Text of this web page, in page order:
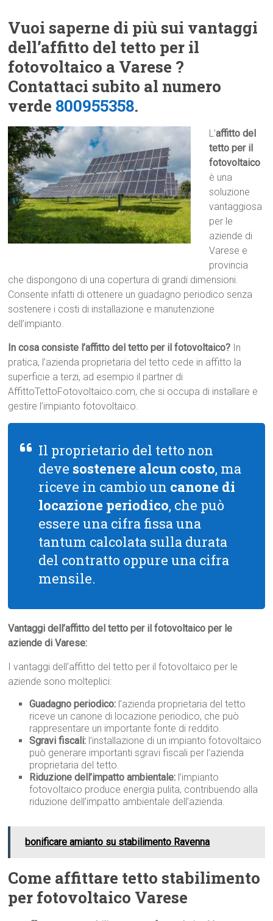
Vuoi saperne di più sui vantaggi
dell’affitto del tetto per il
fotovoltaico a Varese ?
Contattaci subito al numero
verde 800955358.
L’affitto del
tetto per il
fotovoltaico
è una
soluzione
vantaggiosa
per le
aziende di
Varese e
provincia
che dispongono di una copertura di grandi dimensioni.
Consente infatti di ottenere un guadagno periodico senza
sostenere i costi di installazione e manutenzione
dell’impianto.
In cosa consiste l’affitto del tetto per il fotovoltaico? In
pratica, l’azienda proprietaria del tetto cede in affitto la
superficie a terzi, ad esempio il partner di
AffittoTettoFotovoltaico.com, che si occupa di installare e
gestire l’impianto fotovoltaico.
Il proprietario del tetto non
deve sostenere alcun costo, ma
riceve in cambio un canone di
locazione periodico, che può
essere una cifra fissa una
tantum calcolata sulla durata
del contratto oppure una cifra
mensile.
Vantaggi dell’affitto del tetto per il fotovoltaico per le
aziende di Varese:
I vantaggi dell’affitto del tetto per il fotovoltaico per le
aziende sono molteplici:
Guadagno periodico: l’azienda proprietaria del tetto
riceve un canone di locazione periodico, che può
rappresentare un importante fonte di reddito.
Sgravi fiscali: l’installazione di un impianto fotovoltaico
può generare importanti sgravi fiscali per l’azienda
proprietaria del tetto.
Riduzione dell’impatto ambientale: l’impianto
fotovoltaico produce energia pulita, contribuendo alla
riduzione dell’impatto ambientale dell’azienda.
bonificare amianto su stabilimento Ravenna
Come affittare tetto stabilimento
per fotovoltaico Varese